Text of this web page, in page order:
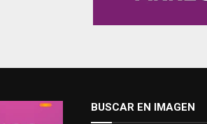
BUSCAR EN IMAGEN